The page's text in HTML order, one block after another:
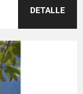
DETALLE